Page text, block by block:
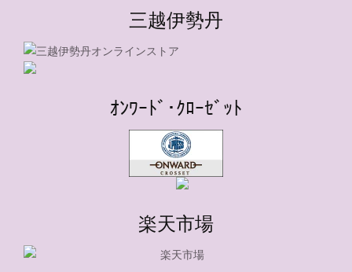
三越伊勢丹
ｵﾝﾜｰﾄﾞ･ｸﾛｰｾﾞｯﾄ
楽天市場